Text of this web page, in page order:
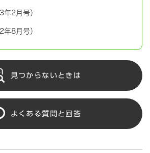
2月号）
8月号）
見つからないときは
よくある質問と回答